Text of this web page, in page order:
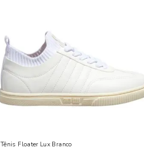
Tênis Floater Lux Branco